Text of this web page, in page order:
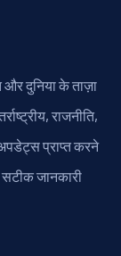
दुनिया के ताज़ा
राजनीति,
प्राप्त करने
जानकारी